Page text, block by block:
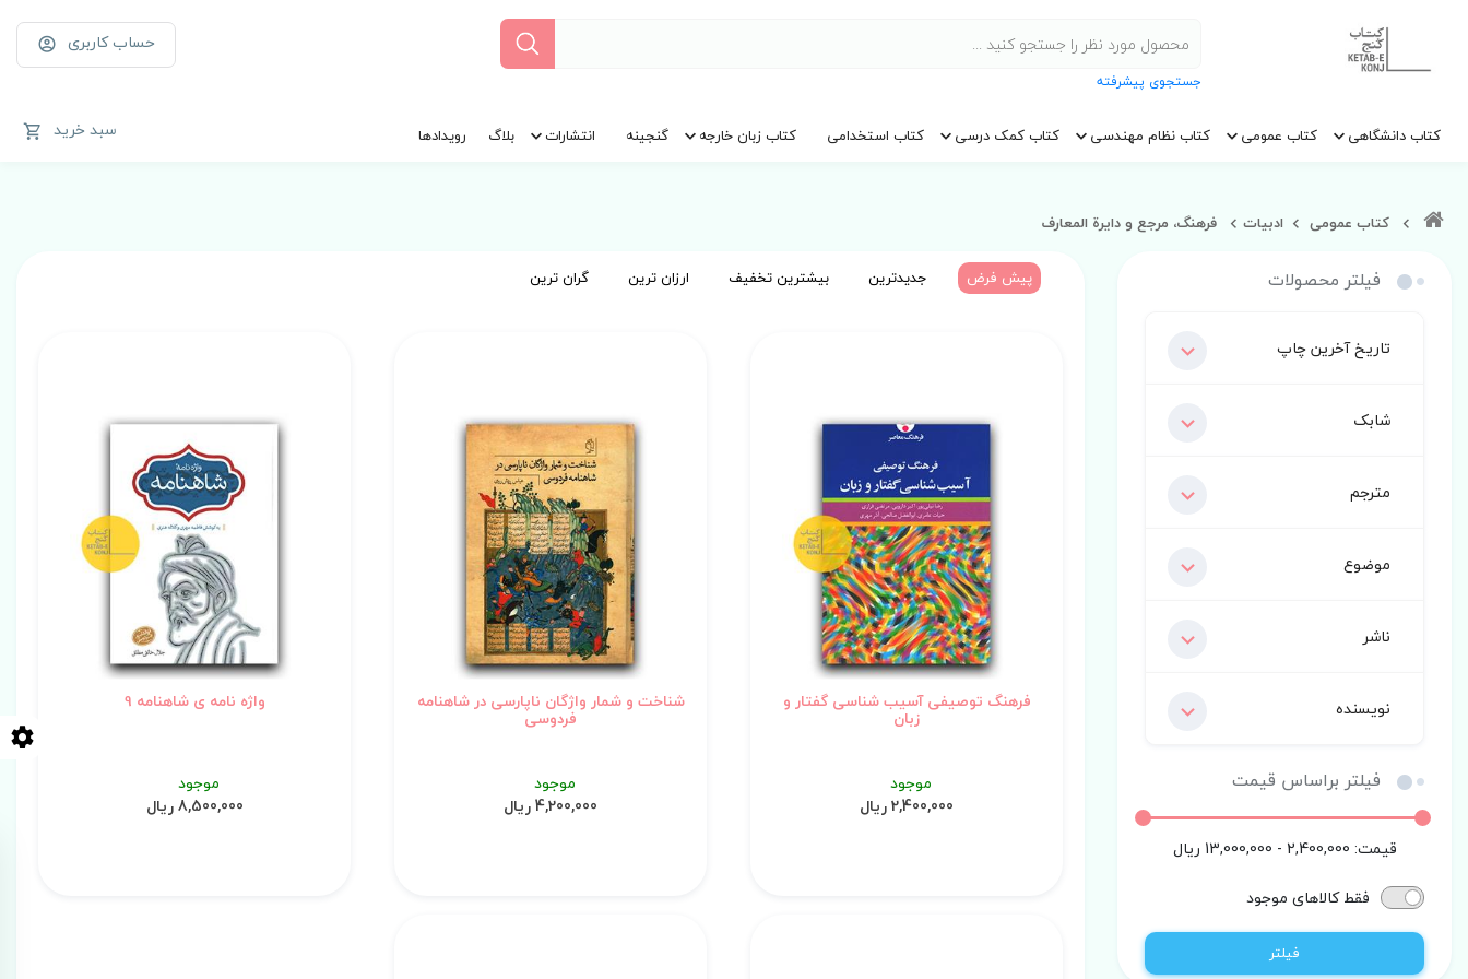
جستجوی پیشرفته
حساب کاربری
کتاب دانشگاهی کتاب عمومی کتاب نظام مهندسی کتاب کمک درسی کتاب استخدامی کتاب زبان خارجه گنجینه انتشارات بلاگ رویدادها سبد خرید
کتاب عمومی ادبیات فرهنگ، مرجع و دایرة المعارف
فیلتر محصولات
تاریخ آخرین چاپ
شابک
مترجم
موضوع
ناشر
نویسنده
فیلتر براساس قیمت
قیمت: 2,400,000 - 13,000,000
ریال
فقط کالاهای موجود
فیلتر
پیش فرض جدیدترین بیشترین تخفیف ارزان ترین گران ترین
فرهنگ توصیفی آسیب شناسی گفتار و
زبان
موجود
2,400,000 ریال
شناخت و شمار واژگان ناپارسی در شاهنامه
فردوسی
موجود
4,200,000 ریال
واژه نامه ی شاهنامه 9
موجود
8,500,000 ریال